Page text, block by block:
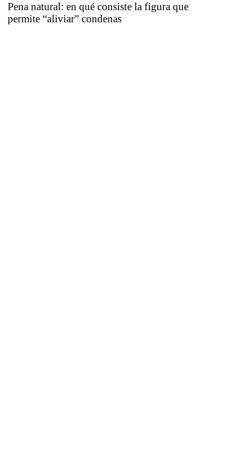
Pena natural: en qué consiste la figura que
permite “aliviar” condenas